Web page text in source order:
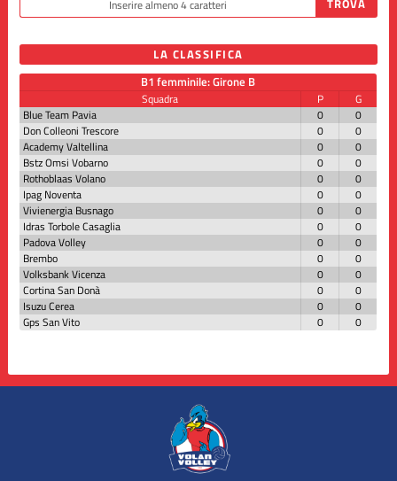
LA CLASSIFICA
B1 femminile: Girone B
Squadra P
G
Blue Team Pavia
0
0
Don Colleoni Trescore
0
0
Academy Valtellina
0
0
Bstz Omsi Vobarno
0
0
Rothoblaas Volano
0
0
Ipag Noventa
0
0
Vivienergia Busnago
0
0
Idras Torbole Casaglia
0
0
Padova Volley
0
0
Brembo
0
0
Volksbank Vicenza
0
0
Cortina San Donà
0
0
Isuzu Cerea
0
0
Gps San Vito
0 0